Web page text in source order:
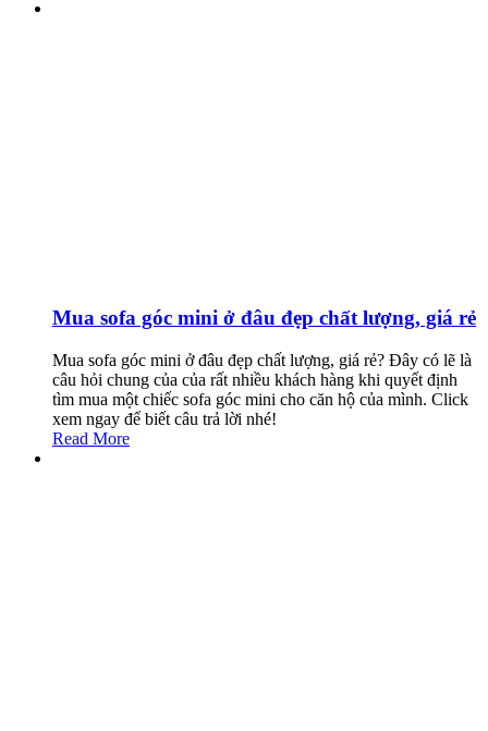
Mua sofa góc mini ở đâu đẹp chất lượng, giá rẻ
Mua sofa góc mini ở đâu đẹp chất lượng, giá rẻ? Đây có lẽ là
câu hỏi chung của của rất nhiều khách hàng khi quyết định
tìm mua một chiếc sofa góc mini cho căn hộ của mình. Click
xem ngay để biết câu trả lời nhé!
Read More